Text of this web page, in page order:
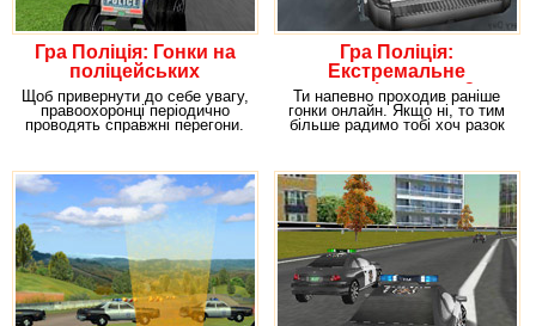
Гра Поліція: Гонки на
поліцейських
позашляховиках
Щоб привернути до себе увагу,
правоохоронці періодично
проводять справжні перегони.
Гра Поліція:
Екстремальне
переслідування 3д
Ти напевно проходив раніше
гонки онлайн. Якщо ні, то тим
більше радимо тобі хоч разок